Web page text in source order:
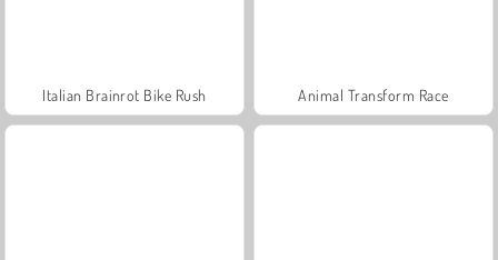
Italian Brainrot Bike Rush Animal Transform Race